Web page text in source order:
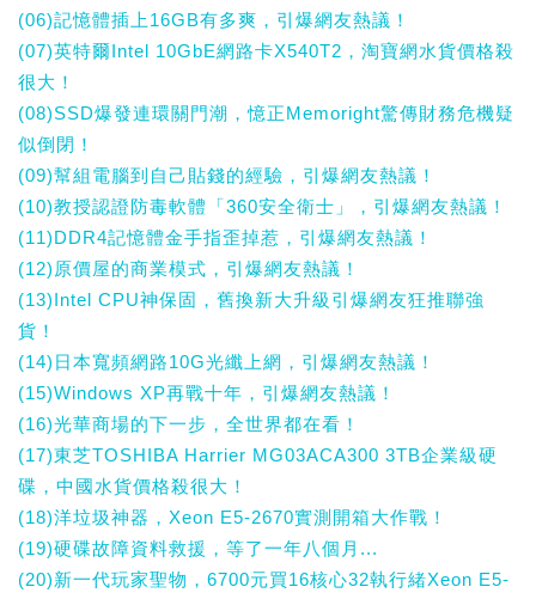
(06)記憶體插上16GB有多爽，引爆網友熱議！
(07)英特爾Intel 10GbE網路卡X540T2，淘寶網水貨價格殺
很大！
(08)SSD爆發連環關門潮，憶正Memoright驚傳財務危機疑
似倒閉！
(09)幫組電腦到自己貼錢的經驗，引爆網友熱議！
(10)教授認證防毒軟體「360安全衛士」，引爆網友熱議！
(11)DDR4記憶體金手指歪掉惹，引爆網友熱議！
(12)原價屋的商業模式，引爆網友熱議！
(13)Intel CPU神保固，舊換新大升級引爆網友狂推聯強
貨！
(14)日本寬頻網路10G光纖上網，引爆網友熱議！
(15)Windows XP再戰十年，引爆網友熱議！
(16)光華商場的下一步，全世界都在看！
(17)東芝TOSHIBA Harrier MG03ACA300 3TB企業級硬
碟，中國水貨價格殺很大！
(18)洋垃圾神器，Xeon E5-2670實測開箱大作戰！
(19)硬碟故障資料救援，等了一年八個月...
(20)新一代玩家聖物，6700元買16核心32執行緒Xeon E5-